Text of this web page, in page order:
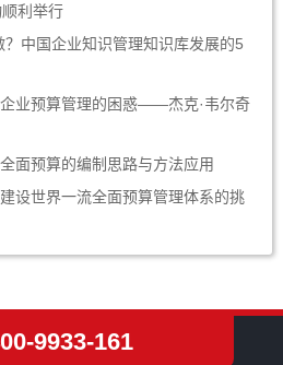
利举行
中国企业知识管理知识库发展的5
业预算管理的困惑——杰克·韦尔奇
面预算的编制思路与方法应用
设世界一流全面预算管理体系的挑
9933-161